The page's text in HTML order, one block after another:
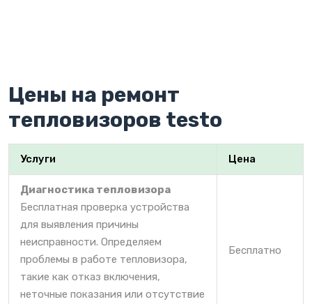
Цены на ремонт
тепловизоров testo
Услуги Цена
Диагностика тепловизора
Бесплатная проверка устройства
для выявления причины
неисправности. Определяем
проблемы в работе тепловизора,
такие как отказ включения,
неточные показания или отсутствие
Бесплатно